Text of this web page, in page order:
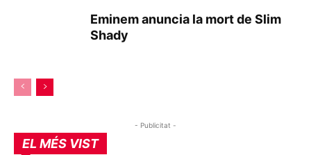
Eminem anuncia la mort de Slim
Shady
- Publicitat -
EL MÉS VIST